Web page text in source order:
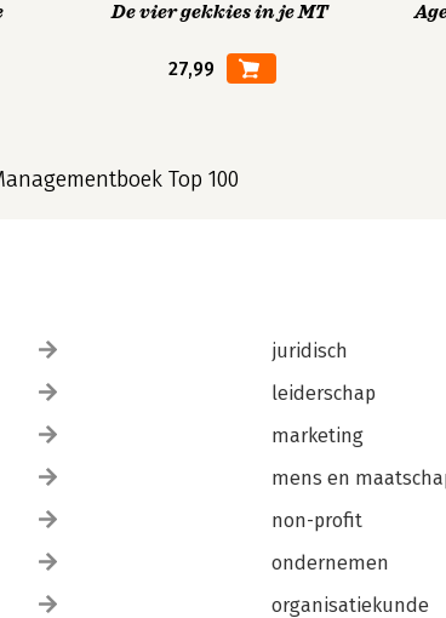
De vier gekkies in je MT
27,99
Top 100
juridisch
leiderschap
marketing
mens en
non-profit
ondernemen
organisatiekunde